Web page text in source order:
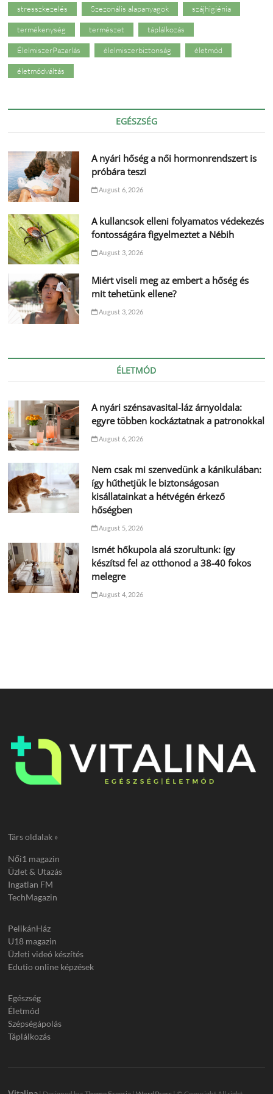
stresszkezelés Szezonális alapanyagok szájhigiénia
termékenység természet táplálkozás
ÉlelmiszerPazarlás élelmiszerbiztonság életmód
életmódváltás
EGÉSZSÉG
A nyári hőség a női hormonrendszert is
próbára teszi
August 6, 2026
A kullancsok elleni folyamatos védekezés
fontosságára figyelmeztet a Nébih
August 3, 2026
Miért viseli meg az embert a hőség és
mit tehetünk ellene?
August 3, 2026
ÉLETMÓD
A nyári szénsavasital-láz árnyoldala:
egyre többen kockáztatnak a patronokkal
August 6, 2026
Nem csak mi szenvedünk a kánikulában:
így hűthetjük le biztonságosan
kisállatainkat a hétvégén érkező
hőségben
August 5, 2026
Ismét hőkupola alá szorultunk: így
készítsd fel az otthonod a 38-40 fokos
melegre
August 4, 2026
Társ oldalak »
Női1 magazin
Üzlet & Utazás
Ingatlan FM
TechMagazin
PelikánHáz
U18 magazin
Üzleti videó készítés
Edutio online képzések
Egészség
Életmód
Szépségápolás
Táplálkozás